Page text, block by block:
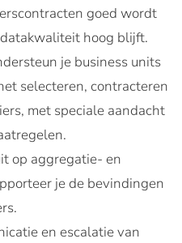
goed wordt
hoog blijft.
je business units
selecteren, contracteren
met speciale aandacht
op aggregatie- en
je de bevindingen
en escalatie van